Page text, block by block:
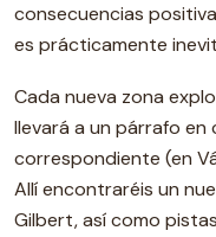
consecuencias
es prácticamente
Cada nueva zona
llevará a un párrafo
correspondiente (en
Allí encontraréis un
Gilbert, así como